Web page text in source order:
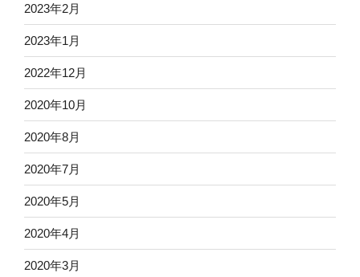
2023年2月
2023年1月
2022年12月
2020年10月
2020年8月
2020年7月
2020年5月
2020年4月
2020年3月